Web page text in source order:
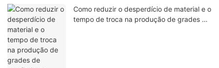
Como reduzir o desperdício de material e o
tempo de troca na produção de grades de